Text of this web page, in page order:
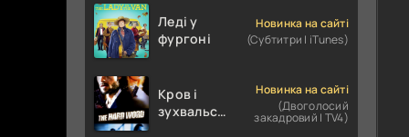
Леді у
фургоні
Новинка на сайті
(Субтитри | iTunes)
Кров і
зухвальство
Новинка на сайті
(Двоголосий
закадровий | TV4)